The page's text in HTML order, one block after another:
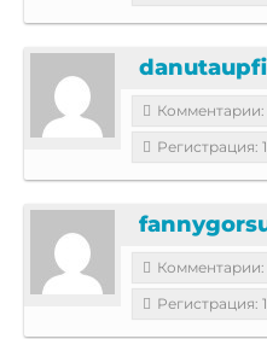
Комментарии:
Регистрация:
Комментарии:
Регистрация: